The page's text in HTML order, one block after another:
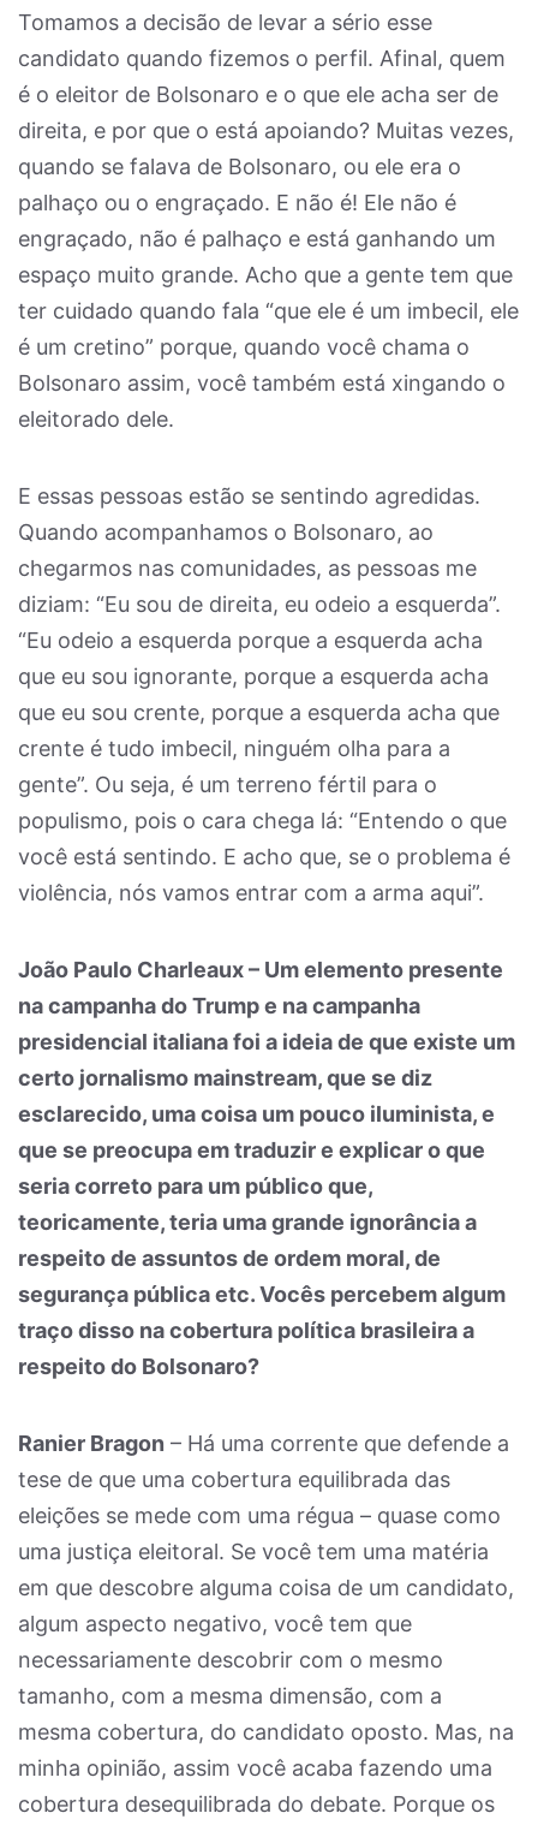
Tomamos a decisão de levar a sério esse
candidato quando fizemos o perfil. Afinal, quem
é o eleitor de Bolsonaro e o que ele acha ser de
direita, e por que o está apoiando? Muitas vezes,
quando se falava de Bolsonaro, ou ele era o
palhaço ou o engraçado. E não é! Ele não é
engraçado, não é palhaço e está ganhando um
espaço muito grande. Acho que a gente tem que
ter cuidado quando fala “que ele é um imbecil, ele
é um cretino” porque, quando você chama o
Bolsonaro assim, você também está xingando o
eleitorado dele.
E essas pessoas estão se sentindo agredidas.
Quando acompanhamos o Bolsonaro, ao
chegarmos nas comunidades, as pessoas me
diziam: “Eu sou de direita, eu odeio a esquerda”.
“Eu odeio a esquerda porque a esquerda acha
que eu sou ignorante, porque a esquerda acha
que eu sou crente, porque a esquerda acha que
crente é tudo imbecil, ninguém olha para a
gente”. Ou seja, é um terreno fértil para o
populismo, pois o cara chega lá: “Entendo o que
você está sentindo. E acho que, se o problema é
violência, nós vamos entrar com a arma aqui”.
João Paulo Charleaux – Um elemento presente
na campanha do Trump e na campanha
presidencial italiana foi a ideia de que existe um
certo jornalismo mainstream, que se diz
esclarecido, uma coisa um pouco iluminista, e
que se preocupa em traduzir e explicar o que
seria correto para um público que,
teoricamente, teria uma grande ignorância a
respeito de assuntos de ordem moral, de
segurança pública etc. Vocês percebem algum
traço disso na cobertura política brasileira a
respeito do Bolsonaro?
Ranier Bragon – Há uma corrente que defende a
tese de que uma cobertura equilibrada das
eleições se mede com uma régua – quase como
uma justiça eleitoral. Se você tem uma matéria
em que descobre alguma coisa de um candidato,
algum aspecto negativo, você tem que
necessariamente descobrir com o mesmo
tamanho, com a mesma dimensão, com a
mesma cobertura, do candidato oposto. Mas, na
minha opinião, assim você acaba fazendo uma
cobertura desequilibrada do debate. Porque os